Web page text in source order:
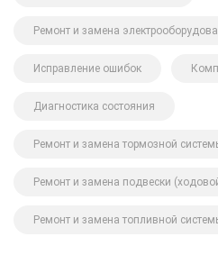
Ремонт и замена
Исправление ошибок
Диагностика состояния
Ремонт и замена тормозной
Ремонт и замена подвески
Ремонт и замена топливной